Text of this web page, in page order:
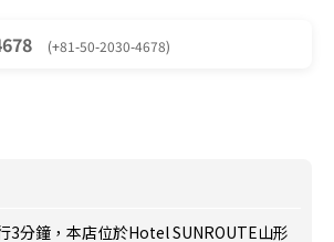
(+81-50-2030-4678)
3分鐘，本店位於Hotel SUNROUTE山形